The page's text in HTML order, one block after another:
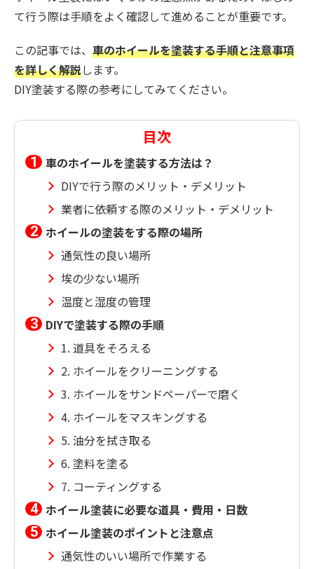
て行う際は手順をよく確認して進めることが重要です。
この記事では、 車のホイールを塗装する手順と注意事項
を詳しく解説します。
DIY塗装する際の参考にしてみてください。
目次
車のホイールを塗装する方法は？
DIYで行う際のメリット・デメリット
業者に依頼する際のメリット・デメリット
ホイールの塗装をする際の場所
通気性の良い場所
埃の少ない場所
温度と湿度の管理
DIYで塗装する際の手順
1. 道具をそろえる
2. ホイールをクリーニングする
3. ホイールをサンドペーパーで磨く
4. ホイールをマスキングする
5. 油分を拭き取る
6. 塗料を塗る
7. コーティングする
ホイール塗装に必要な道具・費用・日数
ホイール塗装のポイントと注意点
通気性のいい場所で作業する